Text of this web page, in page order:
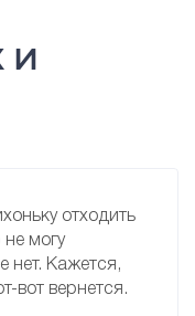
И
отходить
могу
нет. Кажется,
вот вернется.